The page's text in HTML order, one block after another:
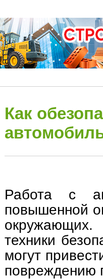
Как
Работа с
повышенной
окружающих.
техники
могут
повреждению